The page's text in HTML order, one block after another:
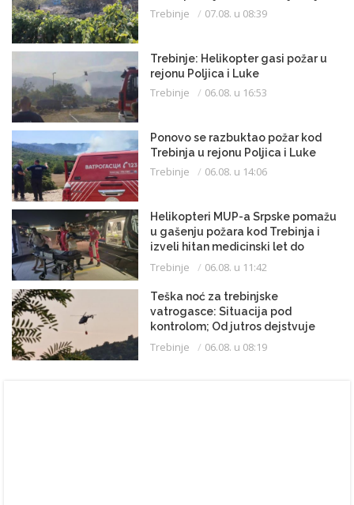
Trebinje 07.08. u 08:39
Trebinje: Helikopter gasi požar u
rejonu Poljica i Luke
Trebinje 06.08. u 16:53
Ponovo se razbuktao požar kod
Trebinja u rejonu Poljica i Luke
Trebinje 06.08. u 14:06
Helikopteri MUP-a Srpske pomažu
u gašenju požara kod Trebinja i
izveli hitan medicinski let do
Beograda
Trebinje 06.08. u 11:42
Teška noć za trebinjske
vatrogasce: Situacija pod
kontrolom; Od jutros dejstvuje
helikopter
Trebinje 06.08. u 08:19